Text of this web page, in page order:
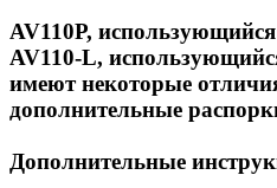
AV110P,
AV110-L,
имеют некоторые
дополнительные
Дополнительные